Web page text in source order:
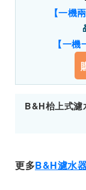
【一機
【一
B&H枱上式濾
更多B&H濾水